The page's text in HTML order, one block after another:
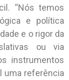
“Nós temos
e política
e o rigor da
ou via
instrumentos
uma referência